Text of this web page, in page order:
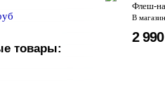
товары:
Флеш-
В
2